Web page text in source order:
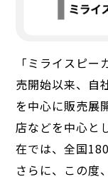
「ミライスピ
売開始以来、自
を中心に販売展
店などを中心と
在では、全国
さらに、この度